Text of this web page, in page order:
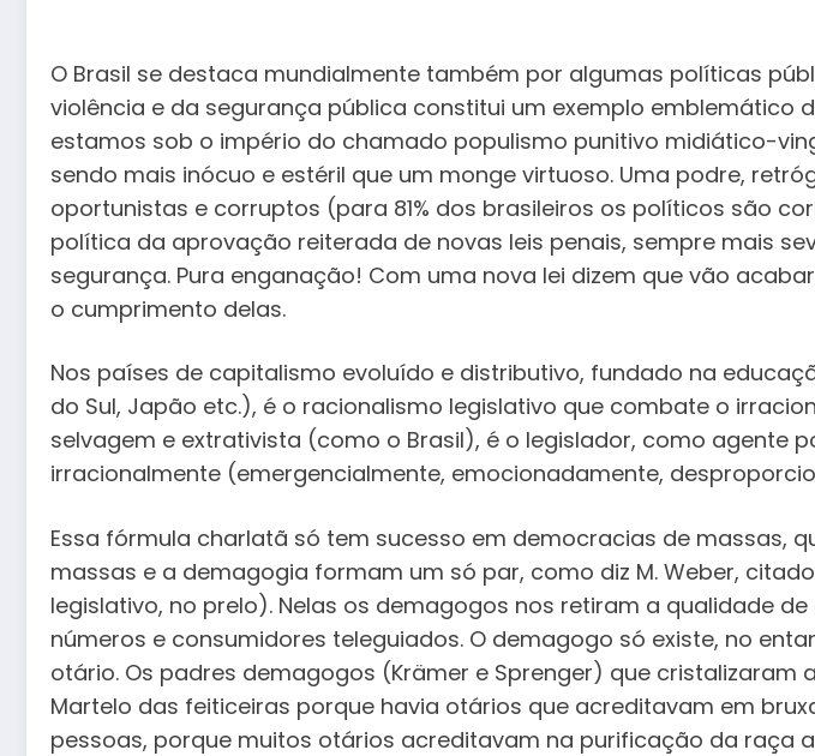
O Brasil se destaca mundialmente também por algumas políticas
violência e da segurança pública constitui um exemplo emblemático
estamos sob o império do chamado populismo punitivo midiático-
sendo mais inócuo e estéril que um monge virtuoso. Uma podre,
oportunistas e corruptos (para 81% dos brasileiros os políticos são
política da aprovação reiterada de novas leis penais, sempre mais
segurança. Pura enganação! Com uma nova lei dizem que vão
o cumprimento delas.
Nos países de capitalismo evoluído e distributivo, fundado na
do Sul, Japão etc.), é o racionalismo legislativo que combate o
selvagem e extrativista (como o Brasil), é o legislador, como agente
irracionalmente (emergencialmente, emocionadamente,
Essa fórmula charlatã só tem sucesso em democracias de
massas e a demagogia formam um só par, como diz M. Weber,
legislativo, no prelo). Nelas os demagogos nos retiram a qualidade
números e consumidores teleguiados. O demagogo só existe, no
otário. Os padres demagogos (Krämer e Sprenger) que
Martelo das feiticeiras porque havia otários que acreditavam em
pessoas, porque muitos otários acreditavam na purificação da raça